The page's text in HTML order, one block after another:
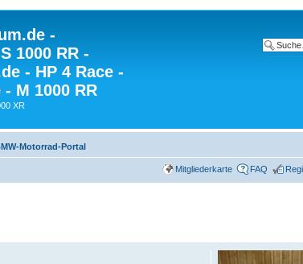
-
1000 RR -
- HP 4 Race -
M 1000 RR
XR
Motorrad-Portal
Mitgliederkarte FAQ